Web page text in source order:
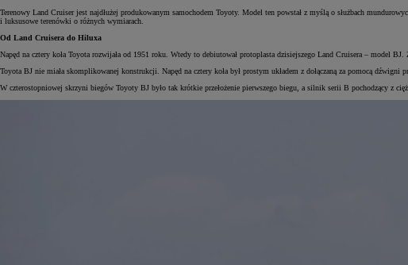
Od81 900 zł
Yaris Cross
Terenowy Land Cruiser jest najdłużej produkowanym samochodem Toyoty. Model ten powstał z myślą o służbach
i luksusowe terenówki o różnych wymiarach.
Od Land Cruisera do Hiluxa
Napęd na cztery koła Toyota rozwijała od 1951 roku. Wtedy to debiutował protoplasta dzisiejszego Land Cruisera – model
Toyota BJ nie miała skomplikowanej konstrukcji. Napęd na cztery koła był prostym układem z dołączaną za pomocą dźwigni
W czterostopniowej skrzyni biegów Toyoty BJ było tak krótkie przełożenie pierwszego biegu, a silnik serii B pochodzący z